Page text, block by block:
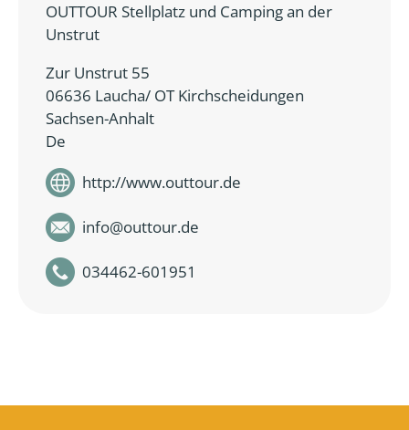
OUTTOUR Stellplatz und Camping an der
Unstrut
Zur Unstrut 55
06636 Laucha/ OT Kirchscheidungen
Sachsen-Anhalt
De
http://www.outtour.de
info@outtour.de
034462-601951